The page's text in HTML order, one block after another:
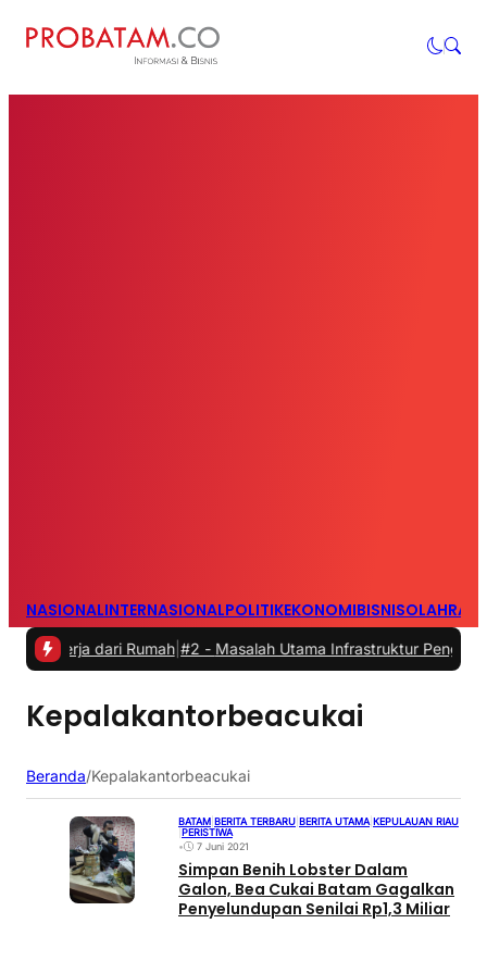
NASIONALINTERNASIONALPOLITIKEKONOMIBISNIS
dari Rumah |#2 -Masalah Utama Infrastruktur Pengisian
Kepalakantorbeacukai
Beranda/Kepalakantorbeacukai
BATAM BERITA TERBARU BERITA UTAMA KEPULAUAN RIAU
PERISTIWA
•
7 Juni 2021
Simpan Benih Lobster Dalam
Galon, Bea Cukai Batam Gagalkan
Penyelundupan Senilai Rp1,3 Miliar